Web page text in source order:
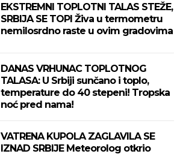
EKSTREMNI TOPLOTNI TALAS STEŽE,
SRBIJA SE TOPI Živa u termometru
nemilosrdno raste u ovim gradovima
DANAS VRHUNAC TOPLOTNOG
TALASA: U Srbiji sunčano i toplo,
temperature do 40 stepeni! Tropska
noć pred nama!
VATRENA KUPOLA ZAGLAVILA SE
IZNAD SRBIJE Meteorolog otkrio